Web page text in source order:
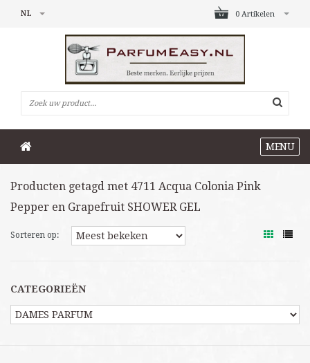
0 Artikelen
NL
MENU
Producten getagd met 4711 Acqua Colonia Pink
Pepper en Grapefruit SHOWER GEL
Sorteren op:
CATEGORIEËN